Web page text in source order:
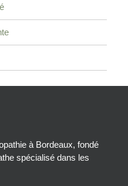
à Bordeaux, fondé
spécialisé dans les